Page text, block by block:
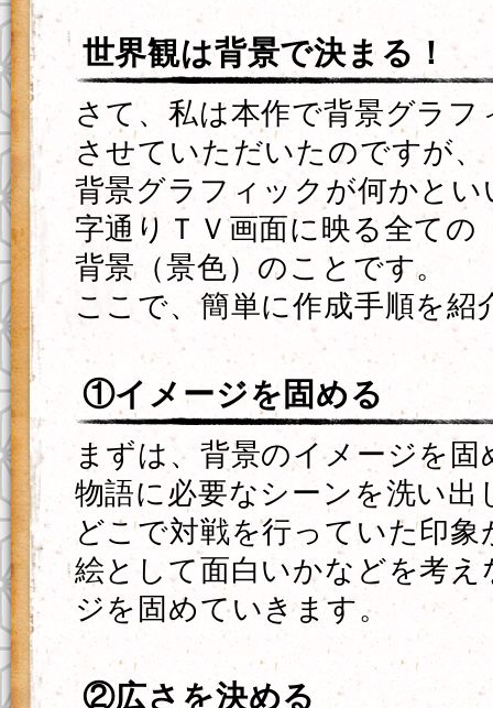
世界観は背景で決まる！
さて、私は本作で背景グラフ
させていただいたのですが、
背景グラフィックが何かとい
字通りＴＶ画面に映る全ての
背景（景色）のことです。
ここで、簡単に作成手順を紹
①イメージを固める
まずは、背景のイメージを固
物語に必要なシーンを洗い出
どこで対戦を行っていた印象
絵として面白いかなどを考え
ジを固めていきます。
②広さを決める